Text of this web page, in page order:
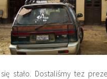
stało. Dostaliśmy tez